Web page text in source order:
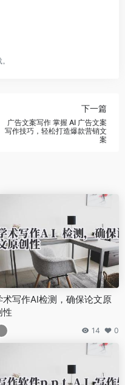
下一篇
广告文案写作 掌握 AI 广告文案
写作技巧，轻松打造爆款营销文
案
术写作AI检测，确保论文原
性
14 0